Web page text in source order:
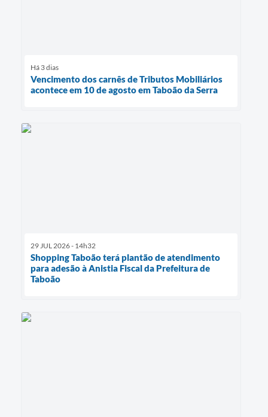
Há 3 dias
Vencimento dos carnês de Tributos Mobiliários
acontece em 10 de agosto em Taboão da Serra
29 JUL 2026 - 14h32
Shopping Taboão terá plantão de atendimento
para adesão à Anistia Fiscal da Prefeitura de
Taboão